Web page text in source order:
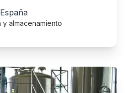
España
almacenamiento